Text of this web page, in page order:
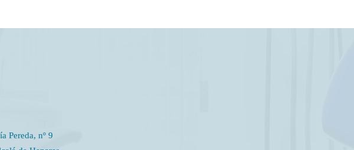
Pereda, nº 9